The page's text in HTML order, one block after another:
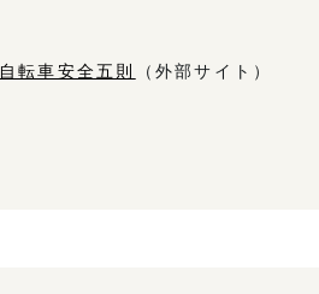
自転車安全五則
（外部サイト）